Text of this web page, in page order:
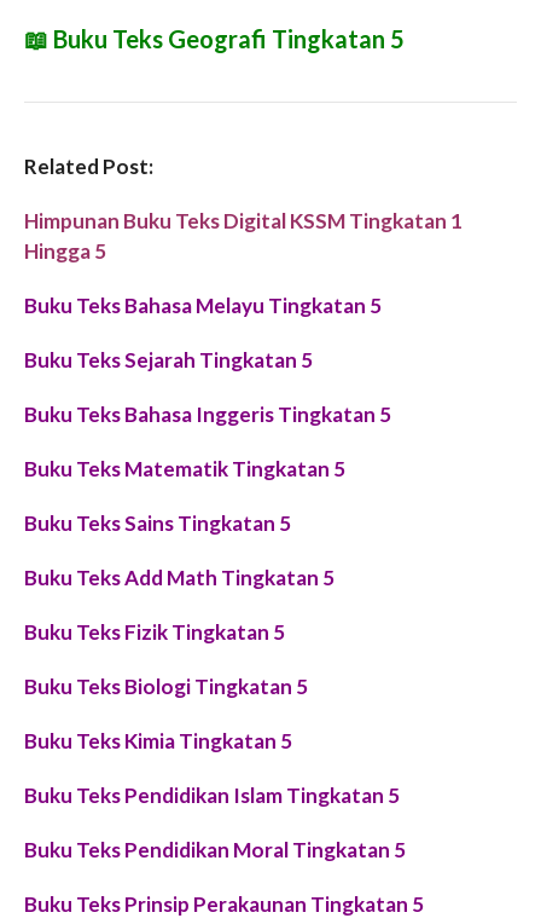
📖 Buku Teks Geografi Tingkatan 5
Related Post:
Himpunan Buku Teks Digital KSSM Tingkatan 1
Hingga 5
Buku Teks Bahasa Melayu Tingkatan 5
Buku Teks Sejarah Tingkatan 5
Buku Teks Bahasa Inggeris Tingkatan 5
Buku Teks Matematik Tingkatan 5
Buku Teks Sains Tingkatan 5
Buku Teks Add Math Tingkatan 5
Buku Teks Fizik Tingkatan 5
Buku Teks Biologi Tingkatan 5
Buku Teks Kimia Tingkatan 5
Buku Teks Pendidikan Islam Tingkatan 5
Buku Teks Pendidikan Moral Tingkatan 5
Buku Teks Prinsip Perakaunan Tingkatan 5